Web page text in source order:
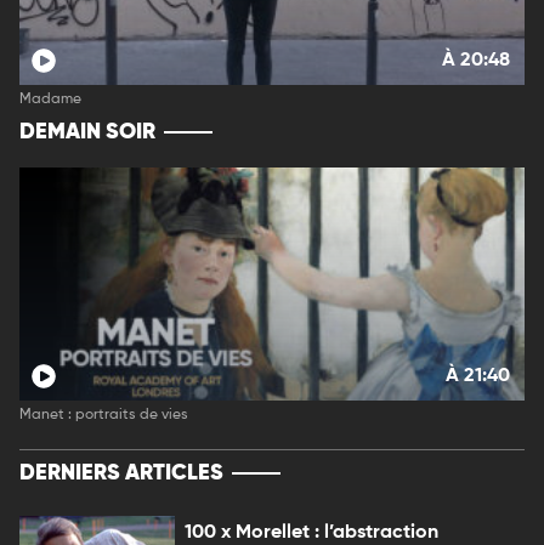
À 20:48
Madame
DEMAIN SOIR
À 21:40
Manet : portraits de vies
DERNIERS ARTICLES
100 x Morellet : l’abstraction